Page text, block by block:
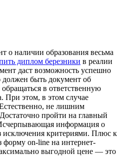
о наличии образования весьма
диплом березники в реалии
даст возможность успешно
должен быть документ об
в ответственную
При этом, в этом случае
не лишним
пройти на главный
информация о
исключения критериями. Плюс к
форму on-line на интернет-
выгодной цене — это